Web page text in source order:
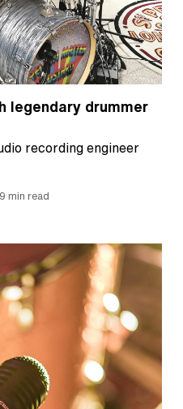
legendary drummer
recording engineer
9 min read